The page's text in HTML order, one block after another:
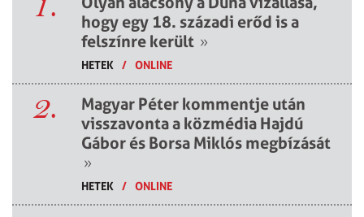
hogy egy 18. századi erőd is a
felszínre került »
HETEK / ONLINE
2.
Magyar Péter kommentje után
visszavonta a közmédia Hajdú
Gábor és Borsa Miklós megbízását
»
HETEK / ONLINE